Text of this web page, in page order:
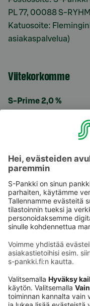
PL 77, 00088 S-
Katuosoite:
asiakaspalvelua)
Viitekorkomme
S-Prime 2,0 %
Käyttöehdot
Saavutettavuusseloste
Evästeet
Verkkopalvelujen